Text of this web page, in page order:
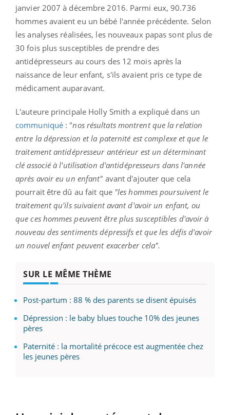
janvier 2007 à décembre 2016. Parmi eux, 90.736
hommes avaient eu un bébé l'année précédente. Selon
les analyses réalisées, les nouveaux papas sont plus de
30 fois plus susceptibles de prendre des
antidépresseurs au cours des 12 mois après la
naissance de leur enfant, s'ils avaient pris ce type de
médicament auparavant.
L'auteure principale Holly Smith a expliqué dans un
communiqué : "nos résultats montrent que la relation
entre la dépression et la paternité est complexe et que le
traitement antidépresseur antérieur est un déterminant
clé associé à l'utilisation d'antidépresseurs dans l'année
après avoir eu un enfant" avant d'ajouter que cela
pourrait être dû au fait que "les hommes poursuivent le
traitement qu'ils suivaient avant d'avoir un enfant, ou
que ces hommes peuvent être plus susceptibles d'avoir à
nouveau des sentiments dépressifs et que les défis d'avoir
un nouvel enfant peuvent exacerber cela".
SUR LE MÊME THÈME
Post-partum : 88 % des parents se disent épuisés
Dépression : le baby blues touche 10% des jeunes
pères
Paternité : la mortalité précoce est augmentée chez
les jeunes pères